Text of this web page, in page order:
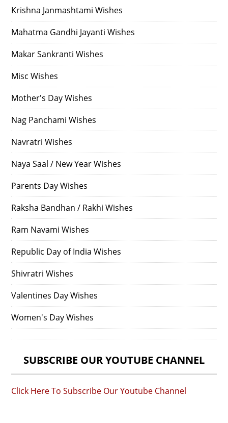
Krishna Janmashtami Wishes
Mahatma Gandhi Jayanti Wishes
Makar Sankranti Wishes
Misc Wishes
Mother's Day Wishes
Nag Panchami Wishes
Navratri Wishes
Naya Saal / New Year Wishes
Parents Day Wishes
Raksha Bandhan / Rakhi Wishes
Ram Navami Wishes
Republic Day of India Wishes
Shivratri Wishes
Valentines Day Wishes
Women's Day Wishes
SUBSCRIBE OUR YOUTUBE CHANNEL
Click Here To Subscribe Our Youtube Channel